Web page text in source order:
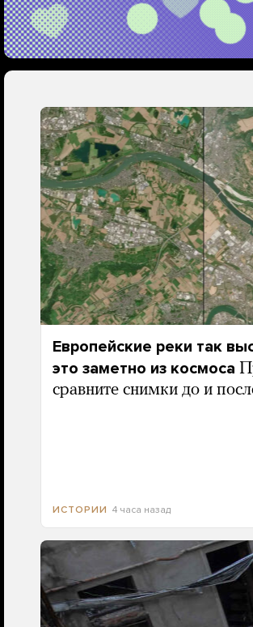
Европейские реки так
это заметно из космоса
сравните снимки до и
ИСТОРИИ 4 часа назад